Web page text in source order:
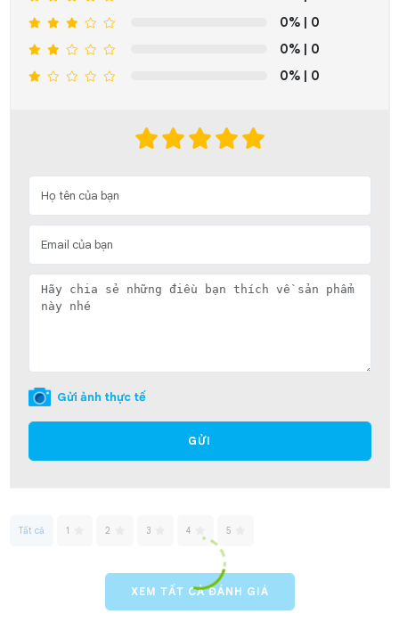
0% | 0
0% | 0
0% | 0
Gửi ảnh thực tế
GỬI
Tất cả 1 2 3 4 5
XEM TẤT CẢ ĐÁNH GIÁ